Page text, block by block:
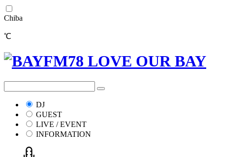
Chiba
℃
DJ
GUEST
LIVE / EVENT
INFORMATION